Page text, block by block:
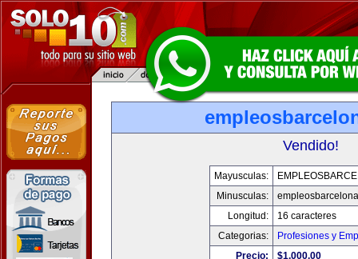
Vendido!
Mayusculas:
Minusculas:
Longitud:
16 caracteres
Categorias:
Profesiones y
Precio:
$1,000.00